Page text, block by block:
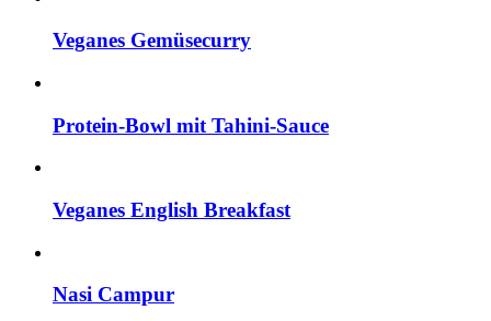
Veganes Gemüsecurry
Protein-Bowl mit Tahini-Sauce
Veganes English Breakfast
Nasi Campur